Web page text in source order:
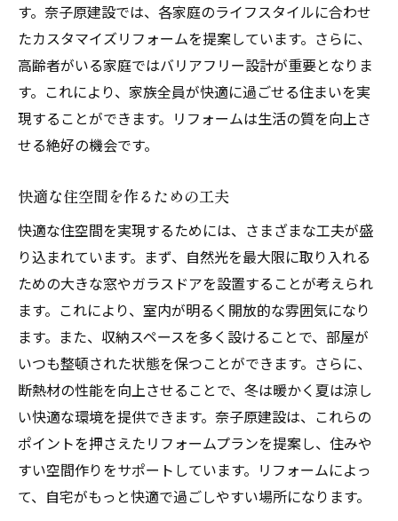
す。奈子原建設では、各家庭のライフスタイルに合わせ
たカスタマイズリフォームを提案しています。さらに、
高齢者がいる家庭ではバリアフリー設計が重要となりま
す。これにより、家族全員が快適に過ごせる住まいを実
現することができます。リフォームは生活の質を向上さ
せる絶好の機会です。
快適な住空間を作るための工夫
快適な住空間を実現するためには、さまざまな工夫が盛
り込まれています。まず、自然光を最大限に取り入れる
ための大きな窓やガラスドアを設置することが考えられ
ます。これにより、室内が明るく開放的な雰囲気になり
ます。また、収納スペースを多く設けることで、部屋が
いつも整頓された状態を保つことができます。さらに、
断熱材の性能を向上させることで、冬は暖かく夏は涼し
い快適な環境を提供できます。奈子原建設は、これらの
ポイントを押さえたリフォームプランを提案し、住みや
すい空間作りをサポートしています。リフォームによっ
て、自宅がもっと快適で過ごしやすい場所になります。